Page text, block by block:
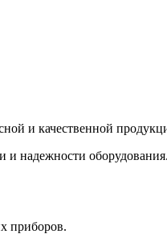
и качественной
и надежности
приборов.